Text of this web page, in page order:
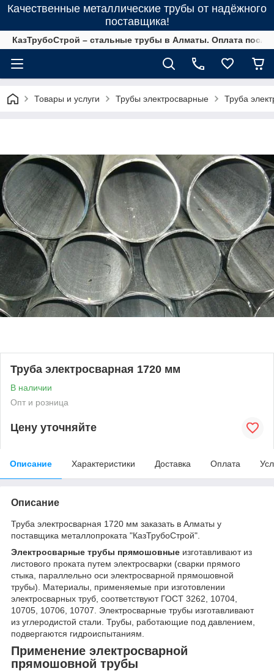
Качественные металлические трубы от надёжного
поставщика!
КазТрубоСтрой – стальные трубы в Алматы. Оплата
Товары и услуги Трубы электросварные Труба
Труба электросварная 1720 мм
В наличии
Опт и розница
Цену уточняйте
Описание Характеристики Доставка Оплата
Описание
Труба электросварная 1720 мм заказать в Алматы у
поставщика металлопроката "КазТрубоСтрой".
Электросварные трубы прямошовные изготавливают из
листового проката путем электросварки (сварки прямого
стыка, параллельно оси электросварной прямошовной
трубы). Материалы, применяемые при изготовлении
электросварных труб, соответствуют ГОСТ 3262, 10704,
10705, 10706, 10707. Электросварные трубы изготавливают
из углеродистой стали. Трубы, работающие под давлением,
подвергаются гидроиспытаниям.
Применение электросварной
прямошовной трубы